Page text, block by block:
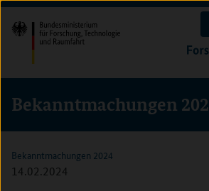
Direkt
zum
Inhalt
(Eingabetaste)
Direkt
zum
Hauptmenu
(Eingabetaste)
Direkt
zur
Suche
(Eingabetaste)
Bekanntmachungen
Bekanntmachungen 2024
14.02.2024